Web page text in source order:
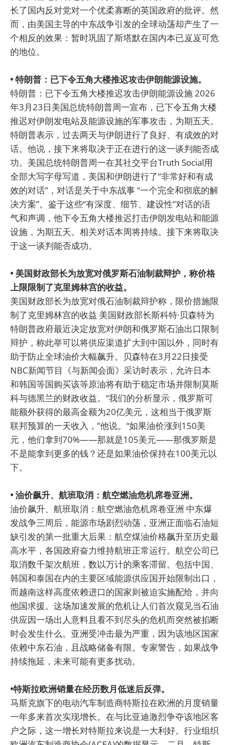
长了国内反对党对一个优柔寡断的英国政府的批评。然
而，由美国主导的中东战争引发的全球动荡却产生了一
个相反的效果：暂时巩固了斯塔默在国内本已岌岌可危
的地位。
• 特朗普：已下令五角大楼推迟攻击伊朗能源设施。
特朗普：已下令五角大楼推迟攻击伊朗能源设施 2026
年3月23日美国总统特朗普周一宣布，已下令五角大楼
推迟对伊朗发电站及能源设施的军事攻击，为期五天。
特朗普表示，过去两天与伊朗进行了良好、有成效的对
话。他说，接下来将取决于正在进行的这一谈判能否成
功。美国总统特朗普周一在其社交平台Truth Social用
全部大写字母写道，美国和伊朗进行了“非常好和有成
效的对话”，对话是关于中东战事 “一个完全和彻底的解
决方案”。鉴于这些“有深度、细节、建设性”对话的语
气和声调，他下令五角大楼推迟打击伊朗发电站和能源
设施，为期五天。相关对话本周将持续。接下来将取决
于这一谈判能否成功。
• 美国财政部长为放宽对俄罗斯石油制裁辩护，称价格
上限限制了克里姆林宫的收益。
美国财政部长为放宽对俄石油制裁辩护称，限价措施限
制了克里姆林宫的收益 美国财政部长斯科特·贝森特为
特朗普政府最近决定放宽对伊朗和俄罗斯石油出口限制
辩护，称此举可以将供应渠道扩大到中国以外，同时有
助于防止全球油价大幅飙升。贝森特在3月22日接受
NBC新闻节目《与新闻会面》采访时表示，允许日本
和韩国等国购买该等原油将有助于稳定市场并限制莫斯
科与德黑兰的财政收益。“我们的分析显示，俄罗斯可
能额外获得的最高金额为20亿美元，这相当于俄罗斯
联邦预算的一天收入，”他说。“如果油价涨到150美
元，他们拿到70%——那就是105美元——那俄罗斯是
不是能拿到更多的钱？还是如果油价保持在100美元以
下。
• 油价飙升、航班取消：航空燃油危机席卷亚洲。
油价飙升、航班取消：航空燃油危机席卷亚洲 中东爆
发战争三周后，能源市场剧烈动荡，亚洲正面临石油短
缺引发的第一批重大后果：航空煤油价格飙升至历史最
高水平，各国政府奋力维持航班正常运行。航空公司已
取消数千架次航班，数以万计的乘客滞留。包括中国、
韩国和泰国在内的主要区域能源供应国开始限制出口，
而越南这样高度依赖进口的国家则被迫实施配给，并向
他国求援。这场加速发展的危机让人们首次窥见当石油
供应因一场出人意料且看不到尽头的危机而突然被掐断
时会发生什么。亚洲受冲击最为严重，因为该地区国家
依赖中东石油，且战略储备有限。专家警告，如果战争
持续拖延，未来可能有更多扰动。
•特斯拉欧洲销量在经历数月低迷后反弹。
马斯克旗下的电动汽车制造商特斯拉在欧洲的月度销量
一年多来首次实现增长。在与比亚迪激烈争夺该地区客
户之际，这一增长对特斯拉来说是一大利好。行业组织